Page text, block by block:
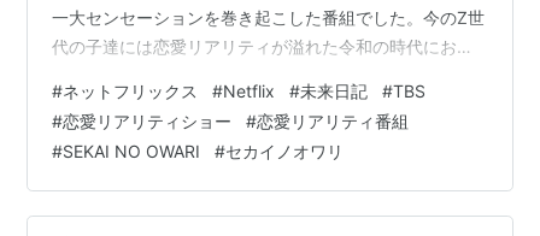
一大センセーションを巻き起こした番組でした。今のZ世
代の子達には恋愛リアリティが溢れた令和の時代におい
か気になるところではありますが、元祖未来日記を知る
自分にとっては非常に再現度が高く知れでいてキレイに
再構築された今回のNetflix版未来日記は登場する二人の
素敵さも相まって非常にオススメできるコンテンツにな
ったと感じています。2021年12月27日現在まだ完結はし
#ネットフリックス #Netflix #未来日記 #TBS
#恋愛リアリティショー #恋愛リアリティ番組
#SEKAI NO OWARI #セカイノオワリ